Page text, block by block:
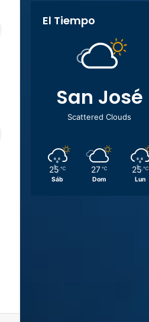
El Tiempo
San José
Scattered Clouds
25 ℃
Sáb
27 ℃
Dom
25 ℃
Lun